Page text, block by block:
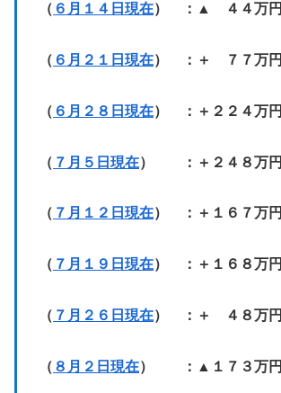
（ ６月１４日現在） ：▲ ４４万円
（ ６月２１日現在） ：＋ ７７万円
（ ６月２８日現在） ：＋２２４万円
（ ７月５日現在） ：＋２４８万円
（ ７月１２日現在） ：＋１６７万円
（ ７月１９日現在） ：＋１６８万円
（ ７月２６日現在） ：＋ ４８万円
（ ８月２日現在） ：▲１７３万円